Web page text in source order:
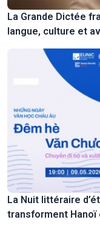
La Grande Dictée
langue, culture et
La Nuit littéraire
transforment Hanoï